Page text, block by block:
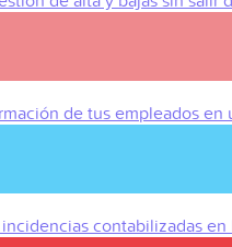
de tus empleados
contabilizadas